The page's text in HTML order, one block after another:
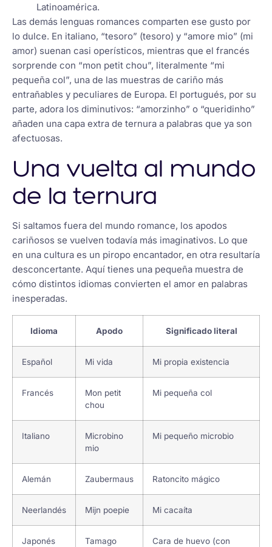
Latinoamérica.
Las demás lenguas romances comparten ese gusto por
lo dulce. En italiano, “tesoro” (tesoro) y “amore mio” (mi
amor) suenan casi operísticos, mientras que el francés
sorprende con “mon petit chou”, literalmente “mi
pequeña col”, una de las muestras de cariño más
entrañables y peculiares de Europa. El portugués, por su
parte, adora los diminutivos: “amorzinho” o “queridinho”
añaden una capa extra de ternura a palabras que ya son
afectuosas.
Una vuelta al mundo
de la ternura
Si saltamos fuera del mundo romance, los apodos
cariñosos se vuelven todavía más imaginativos. Lo que
en una cultura es un piropo encantador, en otra resultaría
desconcertante. Aquí tienes una pequeña muestra de
cómo distintos idiomas convierten el amor en palabras
inesperadas.
Idioma Apodo Significado literal
Español Mi vida Mi propia existencia
Francés
Mon petit
chou
Mi pequeña col
Italiano
Microbino
mio
Mi pequeño microbio
Alemán Zaubermaus Ratoncito mágico
Neerlandés Mijn poepie Mi cacaíta
Japonés Tamago Cara de huevo (con